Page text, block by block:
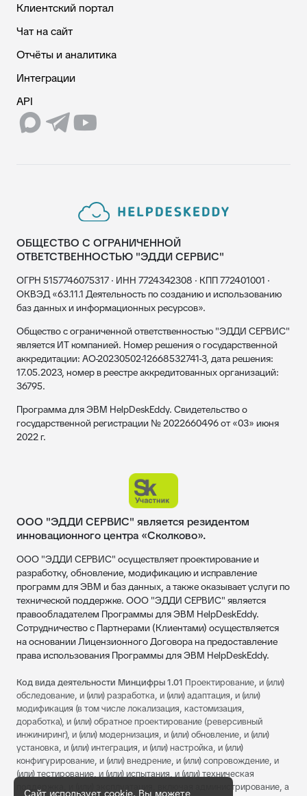
Клиентский портал
Чат на сайт
Отчёты и аналитика
Интеграции
API
ОБЩЕСТВО С ОГРАНИЧЕННОЙ
ОТВЕТСТВЕННОСТЬЮ "ЭДДИ СЕРВИС"
ОГРН 5157746075317 · ИНН 7724342308 · КПП 772401001 ·
ОКВЭД «63.11.1 Деятельность по созданию и использованию
баз данных и информационных ресурсов».
Общество с ограниченной ответственностью "ЭДДИ СЕРВИС"
является ИТ компанией. Номер решения о государственной
аккредитации: АО-20230502-12668532741-3, дата решения:
17.05.2023, номер в реестре аккредитованных организаций:
36795.
Программа для ЭВМ HelpDeskEddy. Свидетельство о
государственной регистрации № 2022660496 от «03» июня
2022 г.
ООО "ЭДДИ СЕРВИС" является резидентом
инновационного центра «Сколково».
ООО "ЭДДИ СЕРВИС" осуществляет проектирование и
разработку, обновление, модификацию и исправление
программ для ЭВМ и баз данных, а также оказывает услуги по
технической поддержке. ООО "ЭДДИ СЕРВИС" является
правообладателем Программы для ЭВМ HelpDeskEddy.
Сотрудничество с Партнерами (Клиентами) осуществляется
на основании Лицензионного Договора на предоставление
права использования Программы для ЭВМ HelpDeskEddy.
Код вида деятельности Минцифры 1.01 Проектирование, и (или)
обследование, и (или) разработка, и (или) адаптация, и (или)
модификация (в том числе локализация, кастомизация,
доработка), и (или) обратное проектирование (реверсивный
инжиниринг), и (или) модернизация, и (или) обновление, и (или)
установка, и (или) интеграция, и (или) настройка, и (или)
конфигурирование, и (или) внедрение, и (или) сопровождение, и
(или) тестирование, и (или) испытания, и (или) техническая
поддержка, и (или) эксплуатация, включая администрирование, а
Сайт использует cookie. Вы можете